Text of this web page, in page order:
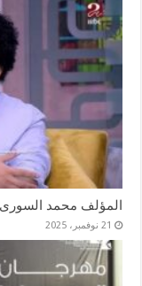
المؤلف محمد السورى
21 نوفمبر، 2025